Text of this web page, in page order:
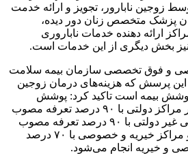
زوجین نابارور، تجویز و ارائه خدمت
پزشک متخصص زنان دور دیده،
ارائه دهنده خدمات ناباروری
بخش دیگری از این خدمات است.
و فوق تخصصی سازمان بیمه سلامت
این پرسش که هزینه‌های درمان زوجین
پوشش بیمه است تاکید کرد: پوشش
خدمات درمان ناباروری در مراکز دولتی با ۹۰ درصد تعرفه مصوب
بخش دولتی، مراکز عمومی غیر دولتی با ۹۰ درصد تعرفه مصوب
بخش عمومی غیر دولتی و مراکز خیریه و خصوصی با ۷۰ درصد
و خیریه انجام می‌شود.